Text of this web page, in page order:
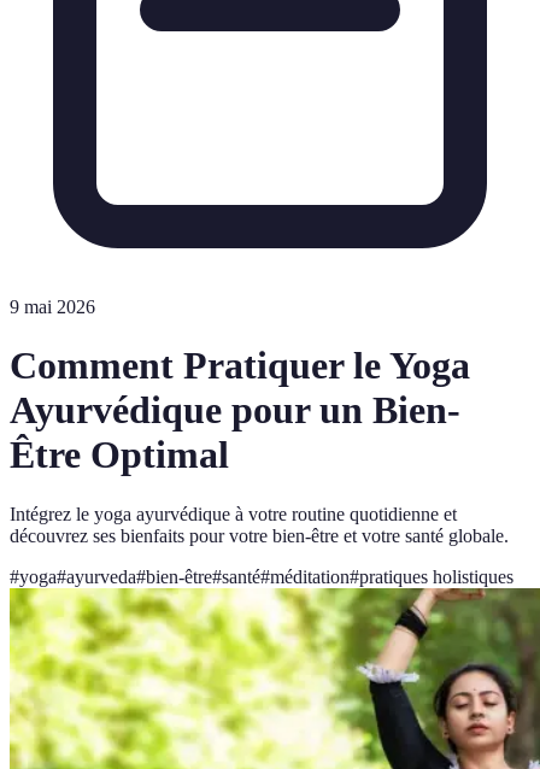
9 mai 2026
Comment Pratiquer le Yoga
Ayurvédique pour un Bien-
Être Optimal
Intégrez le yoga ayurvédique à votre routine quotidienne et
découvrez ses bienfaits pour votre bien-être et votre santé globale.
#yoga#ayurveda#bien-être#santé#méditation#pratiques holistiques